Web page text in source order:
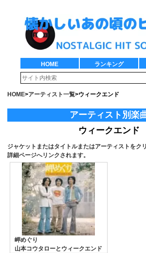
HOME ランキング
HOME>アーティスト一覧>ウィークエンド
アーティスト別楽
ウィークエンド
ジャケットまたはタイトルまたはアーティストをク
詳細ページへリンクされます。
岬めぐり
山本コウタローとウィークエンド